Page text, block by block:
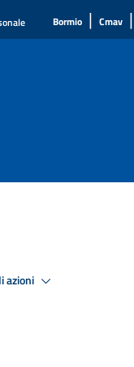
Bormio | Cmav |
azioni